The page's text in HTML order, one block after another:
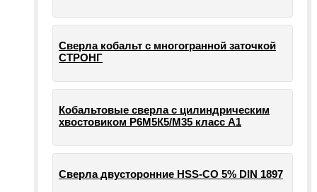
Сверла кобальт с многогранной заточкой
СТРОНГ
Кобальтовые сверла с цилиндрическим
хвостовиком Р6М5К5/М35 класс А1
Сверла двусторонние HSS-CO 5% DIN 1897